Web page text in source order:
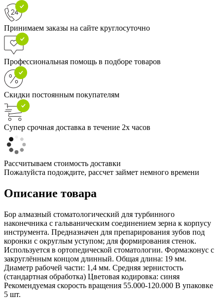
Принимаем заказы на сайте круглосуточно
Профессиональная помощь в подборе товаров
Скидки постоянным покупателям
Супер срочная доставка в течение 2х часов
Рассчитываем стоимость доставки
Пожалуйста подождите, рассчет займет немного времени
Описание товара
Бор алмазный стоматологический для турбинного
наконечника с гальваническим соединением зерна к корпусу
инструмента. Предназначен для препарирования зубов под
коронки с округлым уступом; для формирования стенок.
Используется в ортопедической стоматологии. Форма:конус с
закруглённым концом длинный. Общая длина: 19 мм.
Диаметр рабочей части: 1,4 мм. Средняя зернистость
(стандартная обработка) Цветовая кодировка: синяя
Рекомендуемая скорость вращения 55.000-120.000 В упаковке
5 шт.